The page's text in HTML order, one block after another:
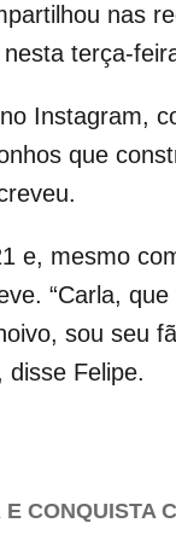
nas
terça-
Instagram,
que
e, mesmo
“Carla,
sou seu
disse Felipe.
CONQUISTA